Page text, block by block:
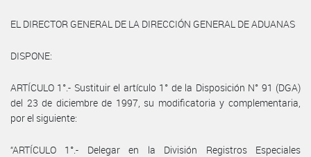
EL DIRECTOR GENERAL DE LA DIRECCIÓN GENERAL DE ADUANAS
DISPONE:
ARTÍCULO 1°.- Sustituir el artículo 1° de la Disposición N° 91 (DGA)
del 23 de diciembre de 1997, su modificatoria y complementaria,
por el siguiente:
“ARTÍCULO 1°.- Delegar en la División Registros Especiales